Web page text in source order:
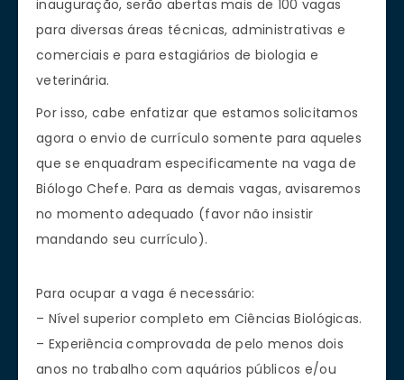
inauguração, serão abertas mais de 100 vagas
para diversas áreas técnicas, administrativas e
comerciais e para estagiários de biologia e
veterinária.
Por isso, cabe enfatizar que estamos solicitamos
agora o envio de currículo somente para aqueles
que se enquadram especificamente na vaga de
Biólogo Chefe. Para as demais vagas, avisaremos
no momento adequado (favor não insistir
mandando seu currículo).
Para ocupar a vaga é necessário:
– Nível superior completo em Ciências Biológicas.
– Experiência comprovada de pelo menos dois
anos no trabalho com aquários públicos e/ou